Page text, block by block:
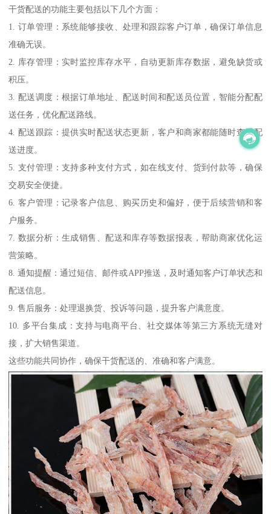
干货配送的功能主要包括以下几个方面：
1. 订单管理：系统能够接收、处理和跟踪客户订单，确保订单信息
准确无误。
2. 库存管理：实时监控库存水平，自动更新库存数据，避免缺货或
积压。
3. 配送调度：根据订单地址、配送时间和配送员位置，智能分配配
送任务，优化配送路线。
4. 配送跟踪：提供实时配送状态更新，客户和商家都能随时查看配
送进度。
5. 支付管理：支持多种支付方式，如在线支付、货到付款等，确保
交易安全便捷。
6. 客户管理：记录客户信息、购买历史和偏好，便于后续营销和客
户服务。
7. 数据分析：生成销售、配送和库存等数据报表，帮助商家优化运
营策略。
8. 通知提醒：通过短信、邮件或APP推送，及时通知客户订单状态和
配送信息。
9. 售后服务：处理退换货、投诉等问题，提升客户满意度。
10. 多平台集成：支持与电商平台、社交媒体等第三方系统无缝对
接，扩大销售渠道。
这些功能共同协作，确保干货配送的、准确和客户满意。